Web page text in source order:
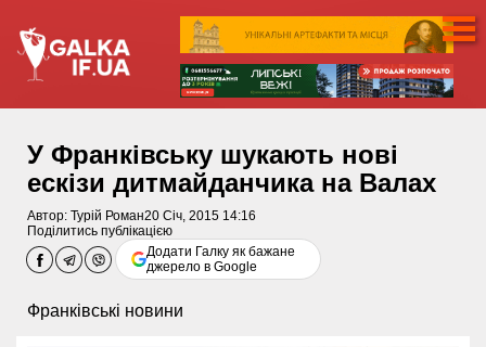
У Франківську шукають нові
ескізи дитмайданчика на Валах
Автор: Турій Роман20 Січ, 2015 14:16
Поділитись публікацією
Додати Галку як бажане
джерело в Google
Франківські новини